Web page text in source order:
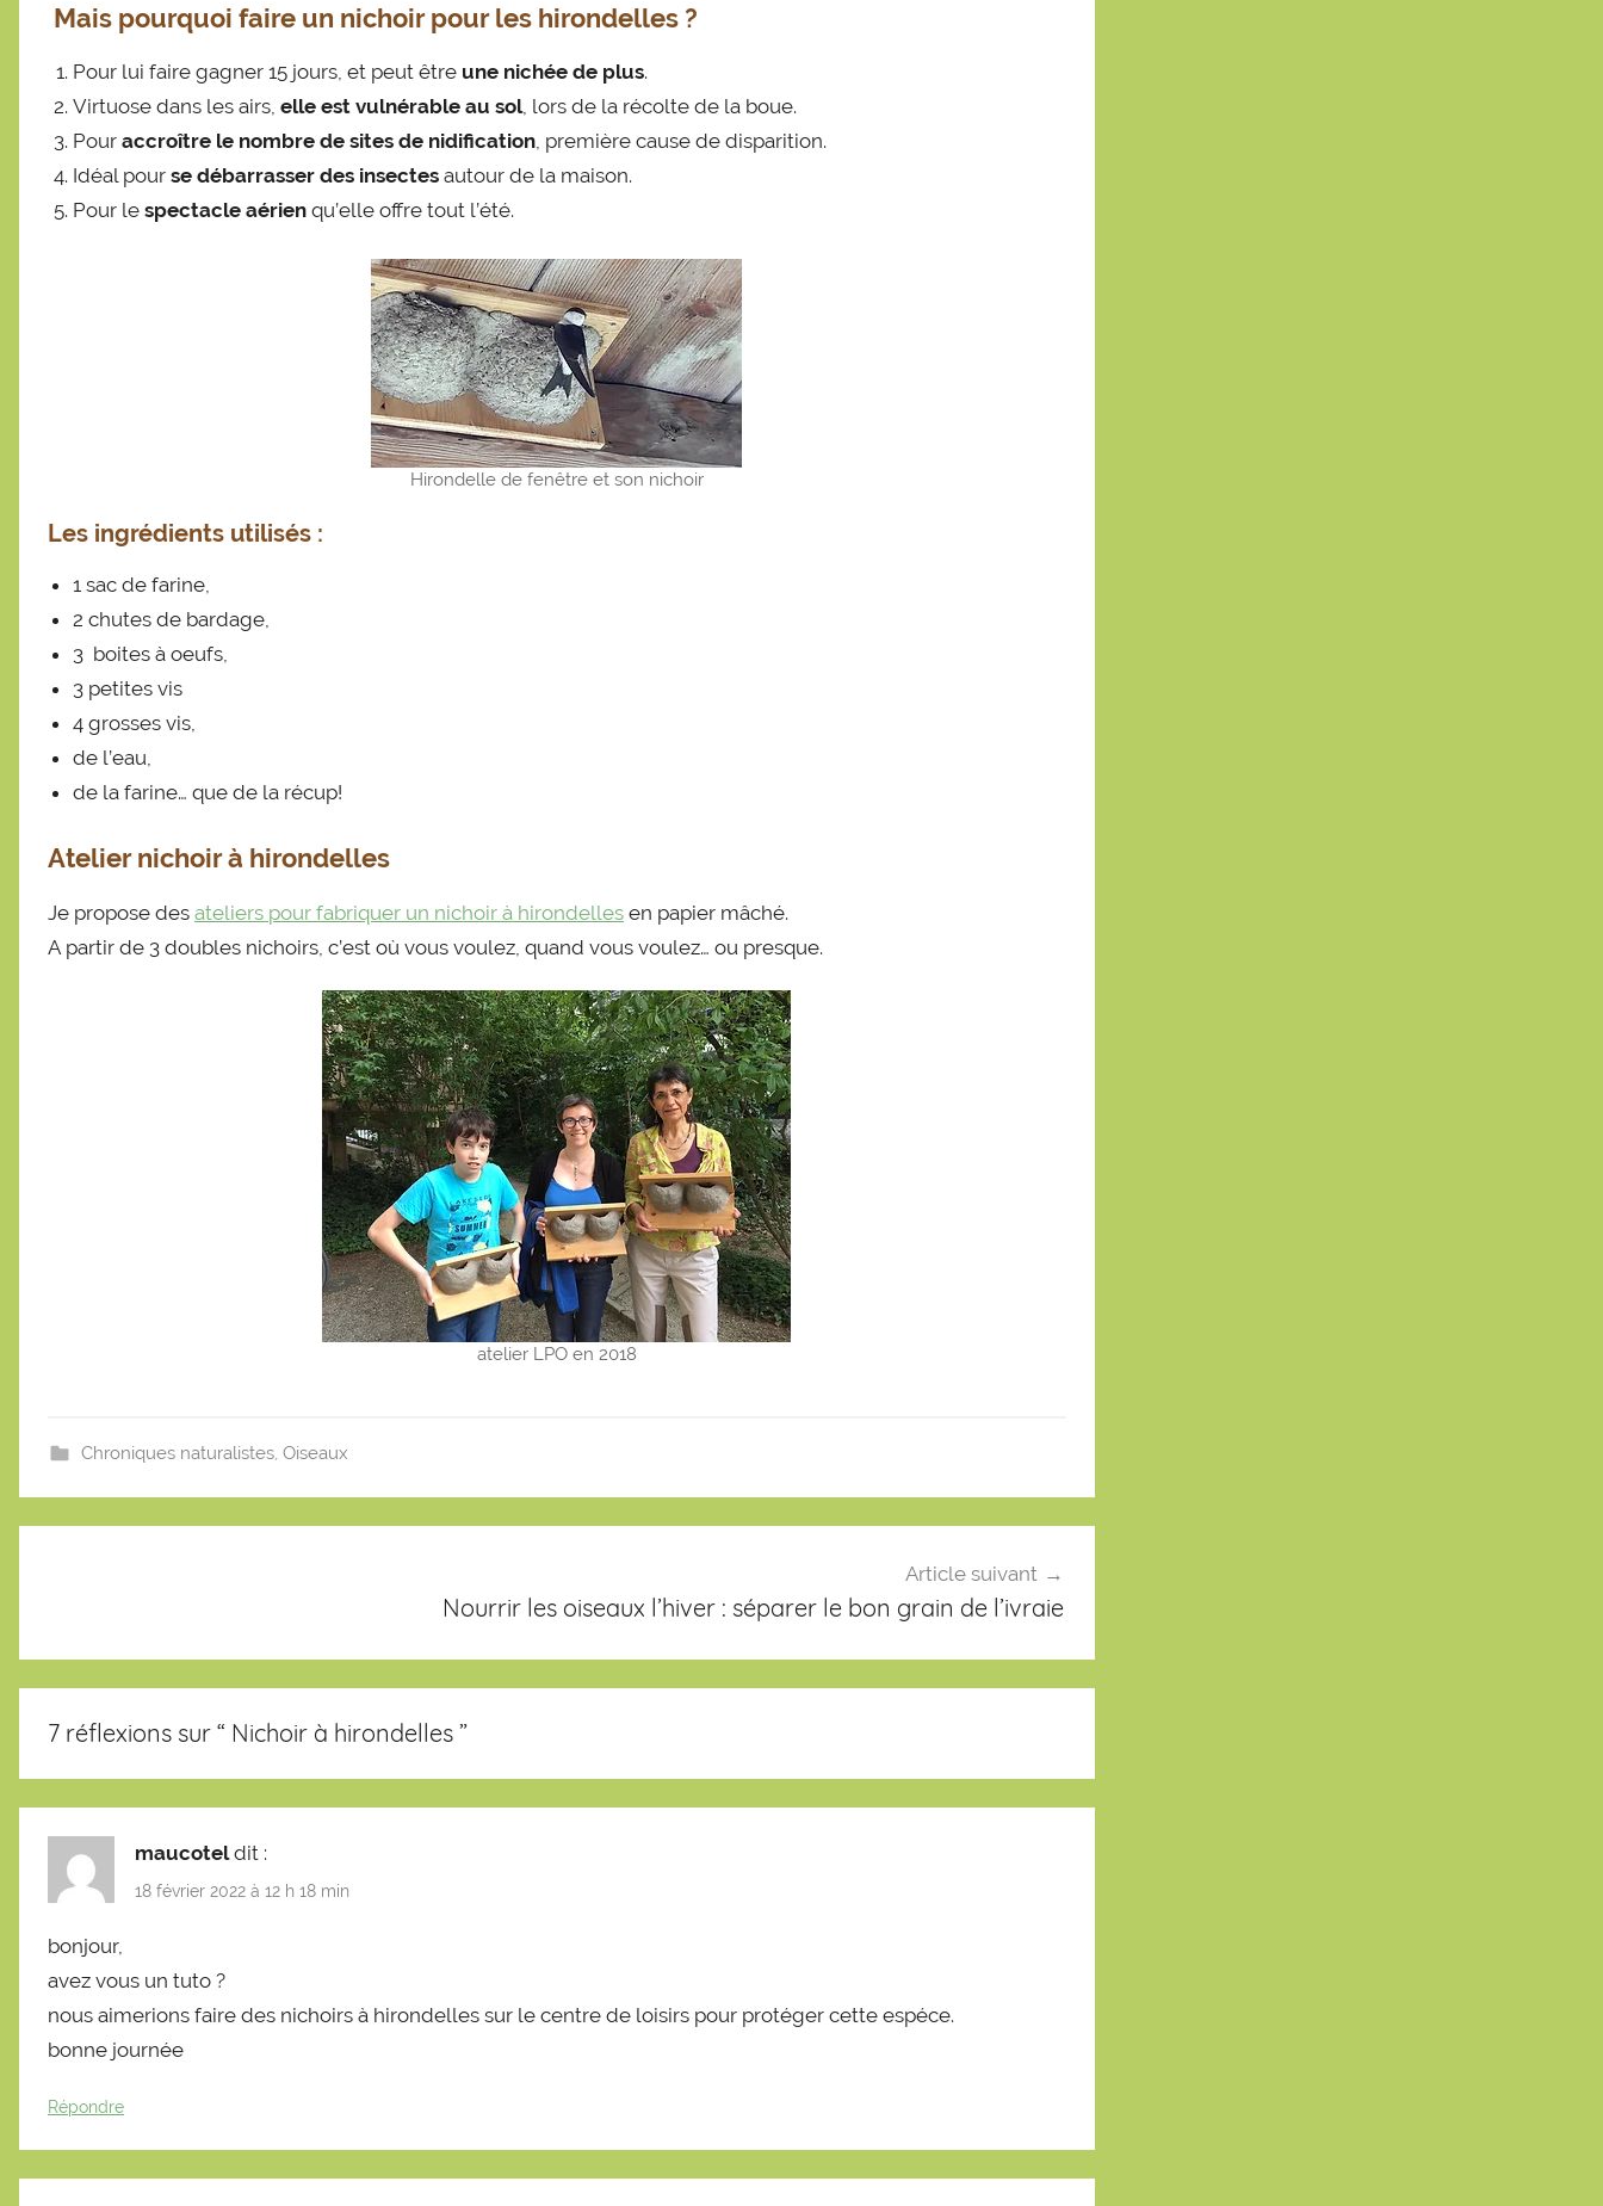
Mais pourquoi faire un nichoir pour les hirondelles ?
Pour lui faire gagner 15 jours, et peut être une nichée de plus.
Virtuose dans les airs,elle est vulnérable au sol, lors de la récolte de la boue.
Pouraccroître le nombre de sites de nidification, première cause de disparition.
Idéal pourse débarrasser des insectes autour de la maison.
Pour lespectacle aérien qu’elle offre tout l’été.
Hirondelle de fenêtre et son nichoir
Les ingrédients utilisés :
1 sac de farine,
2 chutes de bardage,
3 boites à oeufs,
3 petites vis
4 grosses vis,
de l’eau,
de la farine… que de la récup!
Atelier nichoir à hirondelles
Je propose des ateliers pour fabriquer un nichoir à hirondelles en papier mâché.
A partir de 3 doubles nichoirs, c’est où vous voulez, quand vous voulez… ou presque.
atelier LPO en 2018
Chroniques naturalistes, Oiseaux
Article suivant
Nourrir les oiseaux l’hiver : séparer le bon grain de l’ivraie
7 réflexions sur “ Nichoir à hirondelles ”
maucotel dit :
18 février 2022 à 12 h 18 min
bonjour,
avez vous un tuto ?
nous aimerions faire des nichoirs à hirondelles sur le centre de loisirs pour protéger cette espéce.
bonne journée
Répondre